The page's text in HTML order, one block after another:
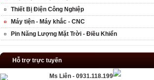
Thiết Bị Điện Công Nghiệp
Máy tiện - Máy khắc - CNC
Pin Năng Lượng Mặt Trời - Điều Khiển
Hỗ trợ trực tuyến
Ms Liên - 0931.118.199